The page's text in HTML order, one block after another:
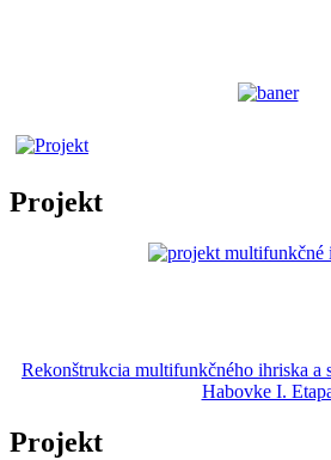
Projekt
Rekonštrukcia multifunkčného ihriska a
Habovke I.
Projekt